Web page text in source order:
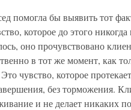
помогла бы выявить тот
которое до этого никогда
оно прочувствовано
в тот же момент, как
чувство, которое
без торможения.
и не делает никаких